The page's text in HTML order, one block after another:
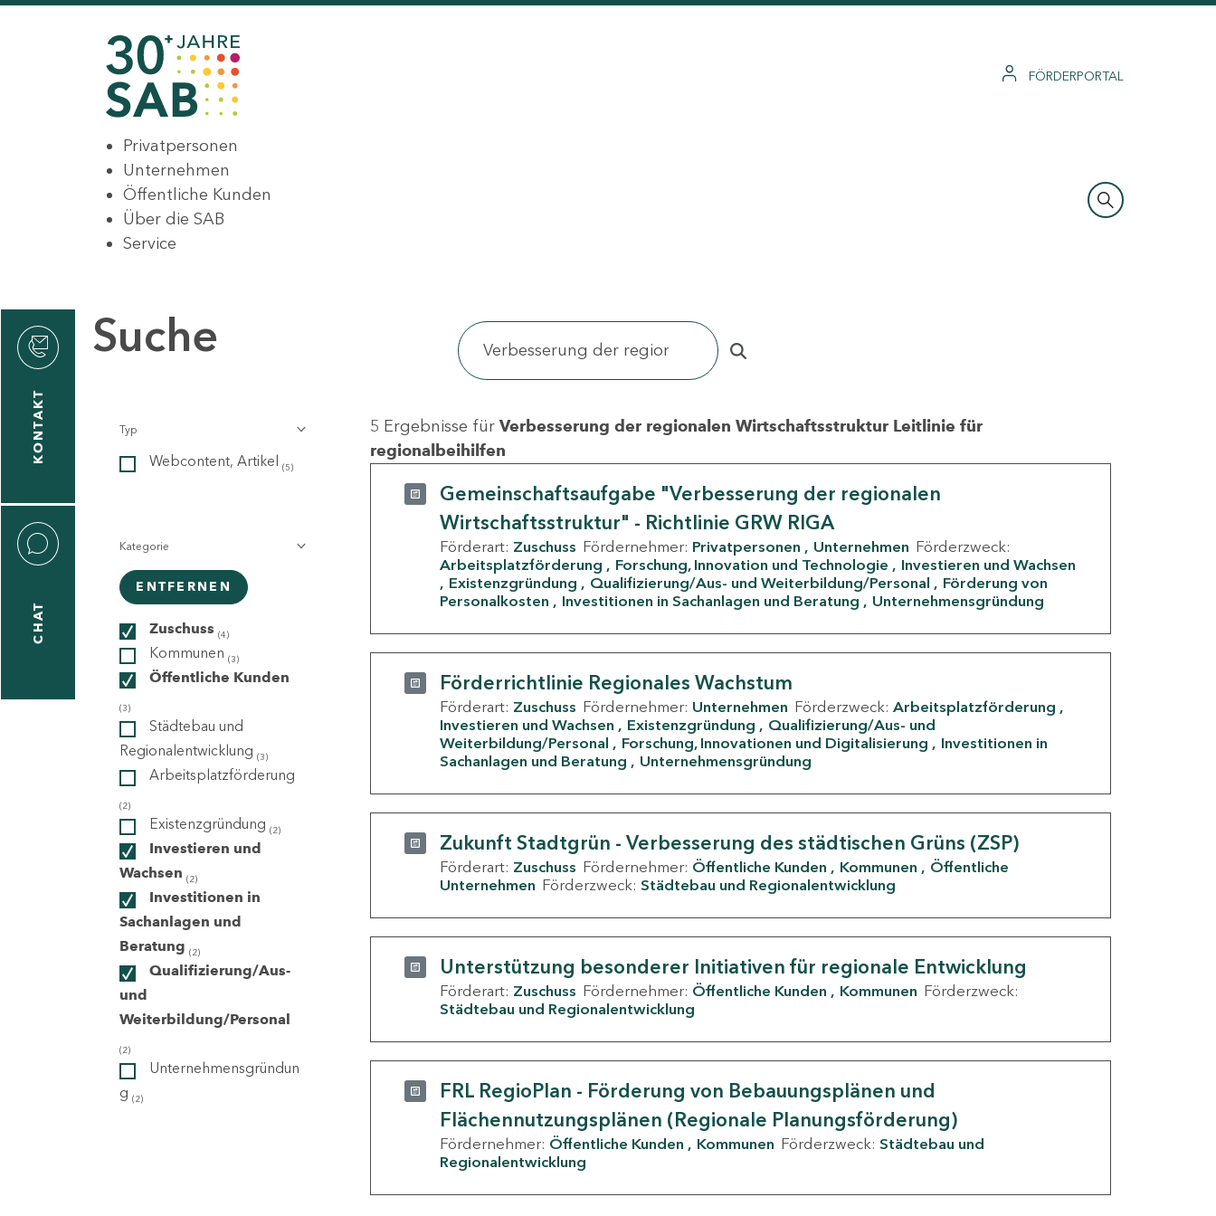
FÖRDERPORTAL
Privatpersonen
Unternehmen
Öffentliche Kunden
Über die SAB
Service
KONTAKT
CHAT
Suche
Typ
Webcontent, Artikel (5)
Kategorie
ENTFERNEN
Zuschuss (4)
Kommunen (3)
Öffentliche Kunden
(3)
Städtebau und
Regionalentwicklung (3)
Arbeitsplatzförderung
(2)
Existenzgründung (2)
Investieren und
Wachsen (2)
Investitionen in
Sachanlagen und
Beratung (2)
Qualifizierung/Aus-
und
Weiterbildung/Personal
(2)
Unternehmensgründun
g (2)
5 Ergebnisse für Verbesserung der regionalen Wirtschaftsstruktur Leitlinie für
regionalbeihilfen
Gemeinschaftsaufgabe "Verbesserung der regionalen
Wirtschaftsstruktur" - Richtlinie GRW RIGA
Förderart: Zuschuss Fördernehmer: Privatpersonen Unternehmen Förderzweck:
Arbeitsplatzförderung
Forschung, Innovation und Technologie
Investieren und Wachsen
Existenzgründung
Qualifizierung/Aus- und Weiterbildung/Personal
Förderung von
Personalkosten
Investitionen in Sachanlagen und Beratung Unternehmensgründung
Förderrichtlinie Regionales Wachstum
Förderart: Zuschuss Fördernehmer: Unternehmen Förderzweck: Arbeitsplatzförderung
Investieren und Wachsen
Existenzgründung
Qualifizierung/Aus- und
Weiterbildung/Personal
Forschung, Innovationen und Digitalisierung
Investitionen in
Sachanlagen und Beratung
Unternehmensgründung
Zukunft Stadtgrün - Verbesserung des städtischen Grüns (ZSP)
Förderart: Zuschuss Fördernehmer: Öffentliche Kunden Kommunen
Öffentliche
Unternehmen Förderzweck: Städtebau und Regionalentwicklung
Unterstützung besonderer Initiativen für regionale Entwicklung
Förderart: Zuschuss Fördernehmer: Öffentliche Kunden Kommunen Förderzweck:
Städtebau und Regionalentwicklung
FRL RegioPlan - Förderung von Bebauungsplänen und
Flächennutzungsplänen (Regionale Planungsförderung)
Fördernehmer: Öffentliche Kunden Kommunen Förderzweck: Städtebau und
Regionalentwicklung